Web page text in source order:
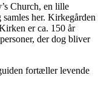
Church, en lille
her. Kirkegården
er ca. 150 år
der dog bliver
fortæller levende